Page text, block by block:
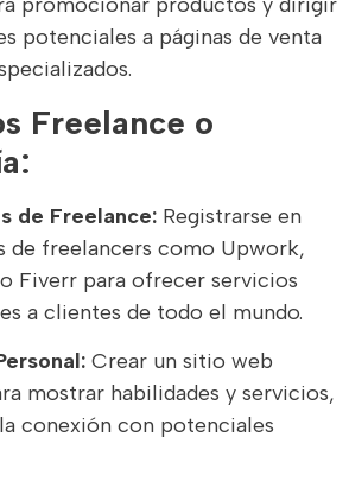
potenciales a páginas de venta
Freelance o
de Freelance: Registrarse en
de freelancers como Upwork,
Fiverr para ofrecer servicios
a clientes de todo el mundo.
Crear un sitio web
mostrar habilidades y servicios,
conexión con potenciales